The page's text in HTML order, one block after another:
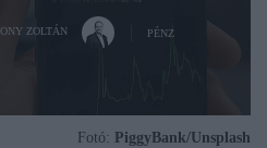
ZOLTÁN PÉNZ
Fotó: PiggyBank/Unsplash